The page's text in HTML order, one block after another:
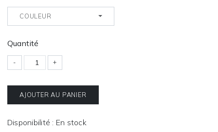
COULEUR
Quantité
- +
AJOUTER AU PANIER
Disponibilité : En stock